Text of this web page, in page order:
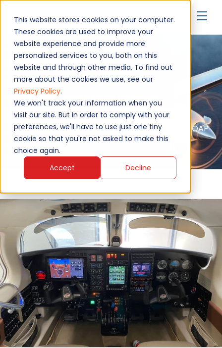
This website stores cookies on your computer.
These cookies are used to improve your
website experience and provide more
personalized services to you, both on this
website and through other media. To find out
more about the cookies we use, see our
Privacy Policy.
We won't track your information when you
visit our site. But in order to comply with your
preferences, we'll have to use just one tiny
cookie so that you're not asked to make this
choice again.
Accept
Decline
Piper PA 46
Modernisieren Sie Ihr Flugzeug
Autorisiertes Service - EASA, FAA, MAA, NATO AQAP
2110, ISO 9001:2015